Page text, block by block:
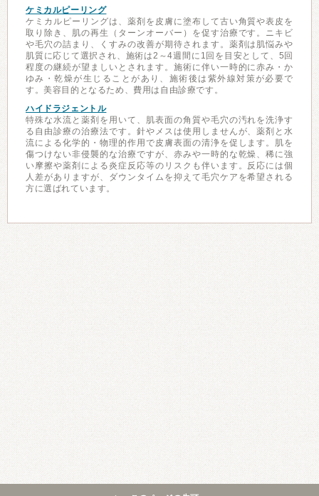
ケミカルピーリング
ケミカルピーリングは、薬剤を皮膚に塗布して古い角質や表皮を
取り除き、肌の再生（ターンオーバー）を促す治療です。ニキビ
や毛穴の詰まり、くすみの改善が期待されます。薬剤は肌悩みや
肌質に応じて選択され、施術は2～4週間に1回を目安として、5回
程度の継続が望ましいとされます。施術に伴い一時的に赤み・か
ゆみ・乾燥が生じることがあり、施術後は紫外線対策が必要で
す。美容目的となるため、費用は自由診療です。
ハイドラジェントル
特殊な水流と薬剤を用いて、肌表面の角質や毛穴の汚れを洗浄す
る自由診療の治療法です。針やメスは使用しませんが、薬剤と水
流による化学的・物理的作用で皮膚表面の清浄を促します。肌を
傷つけない非侵襲的な治療ですが、赤みや一時的な乾燥、稀に強
い摩擦や薬剤による炎症反応等のリスクも伴います。反応には個
人差がありますが、ダウンタイムを抑えて毛穴ケアを希望される
方に選ばれています。